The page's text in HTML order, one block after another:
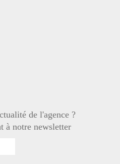
de l'agence ?
à notre newsletter